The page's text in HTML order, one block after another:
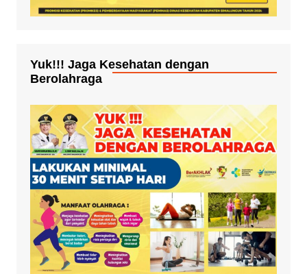
Yuk!!! Jaga Kesehatan dengan
Berolahraga